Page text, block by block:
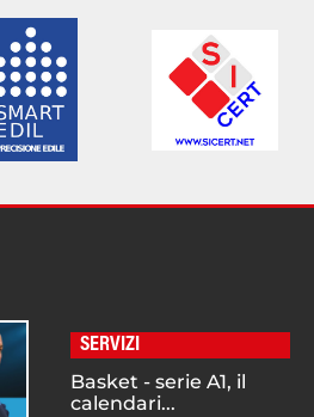
SERVIZI
Basket - serie A1, il
calendari...